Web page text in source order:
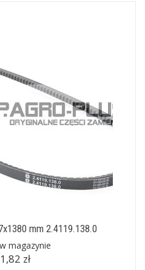
mm 2.4119.138.0
magazynie
zł